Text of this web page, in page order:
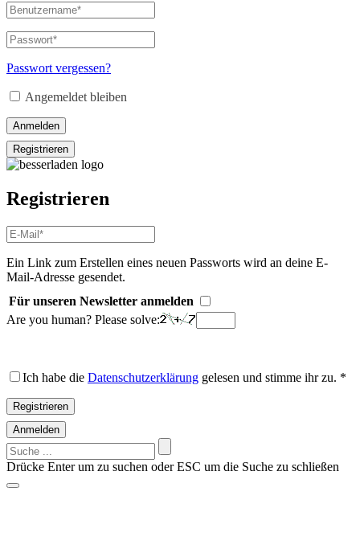
Benutzername
oder
E-
Mail-
Adresse*
Passwort*
Erforderlich
Passwort vergessen?
Angemeldet bleiben
Anmelden
Registrieren
Registrieren
E-
Mail-
Adresse*
Erforderlich
Ein Link zum Erstellen eines neuen Passworts wird an deine E-
Mail-Adresse gesendet.
Für unseren Newsletter anmelden
Are you human? Please solve:
Ich habe die Datenschutzerklärung gelesen und stimme ihr zu. *
Registrieren
Anmelden
Suchen
nach:
Drücke Enter um zu suchen oder ESC um die Suche zu schließen